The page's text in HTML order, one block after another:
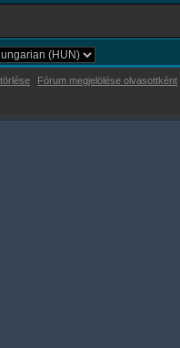
Fórum megjelölése olvasottként